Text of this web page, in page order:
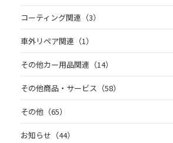
コーティング関連（3）
車外リペア関連（1）
その他カー用品関連（14）
その他商品・サービス（58）
その他（65）
お知らせ（44）